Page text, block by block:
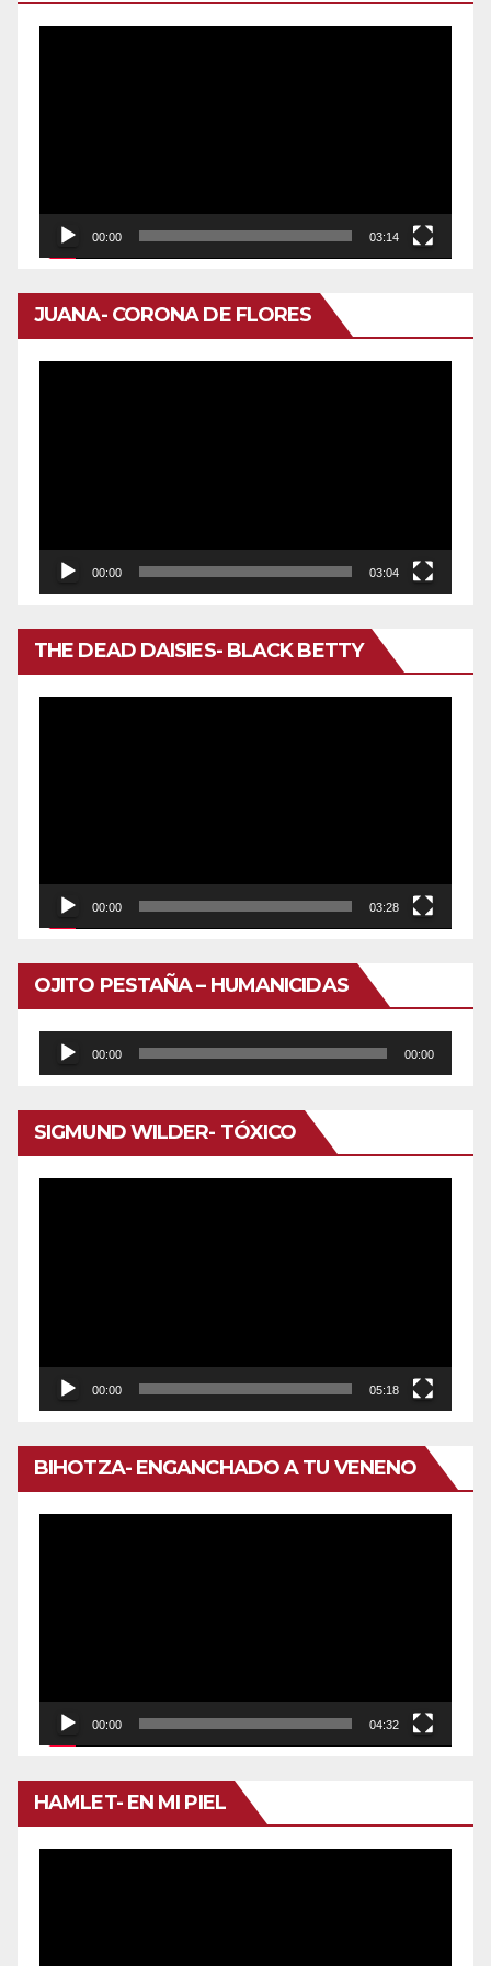
00:00 03:14
JUANA- CORONA DE FLORES
00:00 03:04
THE DEAD DAISIES- BLACK BETTY
00:00 03:28
OJITO PESTAÑA – HUMANICIDAS
Reproductor
de
audio
00:00 00:00
SIGMUND WILDER- TÓXICO
00:00 05:18
BIHOTZA- ENGANCHADO A TU VENENO
00:00 04:32
HAMLET- EN MI PIEL